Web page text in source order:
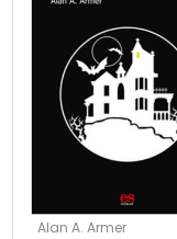
Alan A. Armer